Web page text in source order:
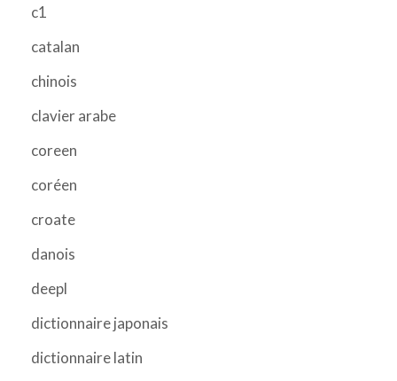
c1
catalan
chinois
clavier arabe
coreen
coréen
croate
danois
deepl
dictionnaire japonais
dictionnaire latin